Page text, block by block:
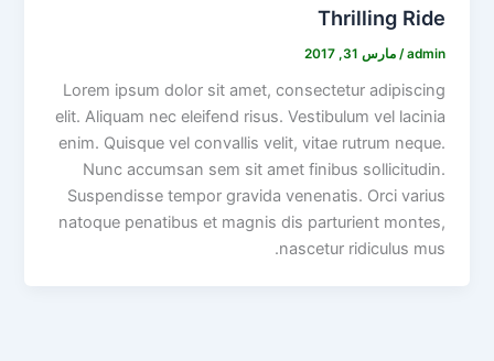
Thrilling Ride
admin
/مارس 31, 2017
Lorem ipsum dolor sit amet, consectetur adipiscing
elit. Aliquam nec eleifend risus. Vestibulum vel lacinia
enim. Quisque vel convallis velit, vitae rutrum neque.
Nunc accumsan sem sit amet finibus sollicitudin.
Suspendisse tempor gravida venenatis. Orci varius
natoque penatibus et magnis dis parturient montes,
nascetur ridiculus mus.